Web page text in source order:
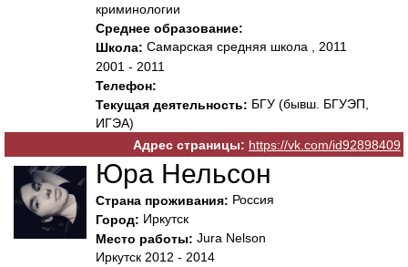
криминологии
Среднее образование:
Школа: Самарская средняя школа , 2011
2001 - 2011
Телефон:
Текущая деятельность: БГУ (бывш. БГУЭП,
ИГЭА)
Адрес страницы: https://vk.com/id92898409
Юра Нельсон
Страна проживания: Россия
Город: Иркутск
Место работы: Jura Nelson
Иркутск 2012 - 2014